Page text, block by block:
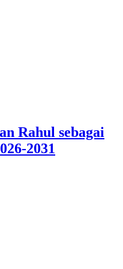
Rahul sebagai
2031